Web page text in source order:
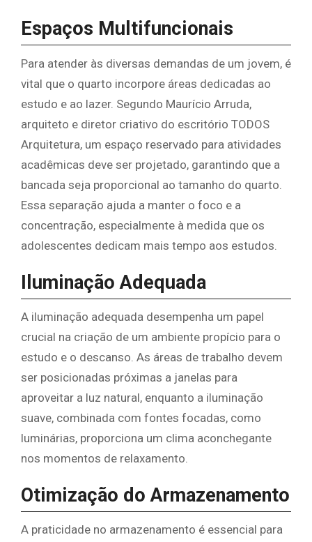
Espaços Multifuncionais
Para atender às diversas demandas de um jovem, é
vital que o quarto incorpore áreas dedicadas ao
estudo e ao lazer. Segundo Maurício Arruda,
arquiteto e diretor criativo do escritório TODOS
Arquitetura, um espaço reservado para atividades
acadêmicas deve ser projetado, garantindo que a
bancada seja proporcional ao tamanho do quarto.
Essa separação ajuda a manter o foco e a
concentração, especialmente à medida que os
adolescentes dedicam mais tempo aos estudos.
Iluminação Adequada
A iluminação adequada desempenha um papel
crucial na criação de um ambiente propício para o
estudo e o descanso. As áreas de trabalho devem
ser posicionadas próximas a janelas para
aproveitar a luz natural, enquanto a iluminação
suave, combinada com fontes focadas, como
luminárias, proporciona um clima aconchegante
nos momentos de relaxamento.
Otimização do Armazenamento
A praticidade no armazenamento é essencial para